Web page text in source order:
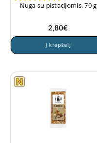
Nuga su pistacijomis, 70 g
2,80€
Į krepšelį